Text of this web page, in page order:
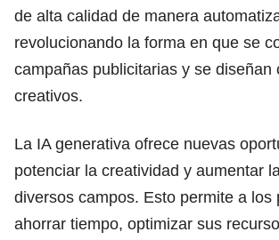
de alta calidad de manera
revolucionando la forma en que se
campañas publicitarias y se diseñan
creativos.
La IA generativa ofrece nuevas
potenciar la creatividad y aumentar
diversos campos. Esto permite a los
ahorrar tiempo, optimizar sus